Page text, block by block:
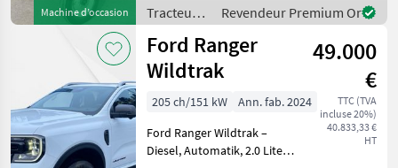
Machine d’occasion
Bereifung 12.4/11-
Tracteurs
/ Ford
Revendeur Premium Or
Ford Ranger
Wildtrak
49.000
€
TTC (TVA
incluse 20%)
40.833,33 €
HT
205 ch/151 kW
Ann. fab. 2024
Ford Ranger Wildtrak –
Diesel, Automatik, 2.0 Liter,